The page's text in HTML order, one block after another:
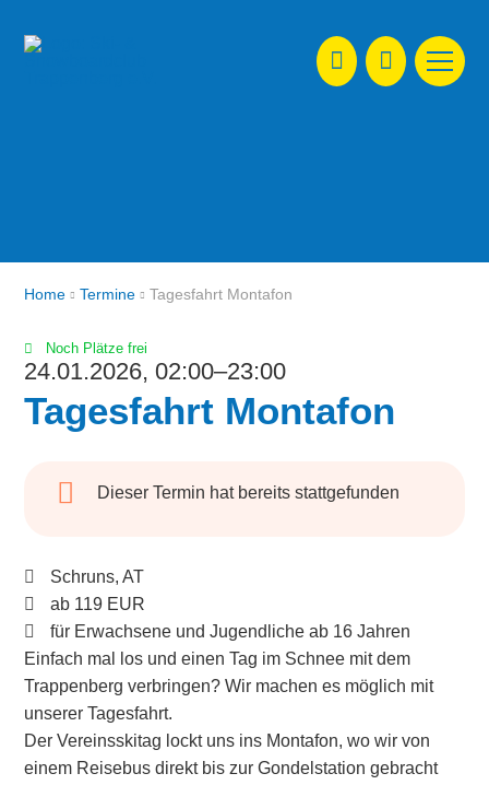
Home Termine Tagesfahrt Montafon
Noch Plätze frei
24.01.2026,02:00–23:00
Tagesfahrt Montafon
Dieser Termin hat bereits stattgefunden
Schruns, AT
ab 119 EUR
für Erwachsene und Jugendliche ab 16 Jahren
Einfach mal los und einen Tag im Schnee mit dem
Trappenberg verbringen? Wir machen es möglich mit
unserer Tagesfahrt.
Der Vereinsskitag lockt uns ins Montafon, wo wir von
einem Reisebus direkt bis zur Gondelstation gebracht